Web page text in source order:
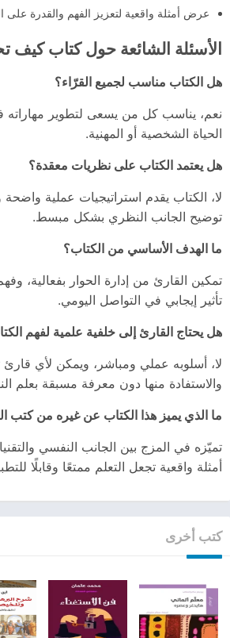
عرض أمثلة واقعية لتعزيز الفهم والقدرة على
الأسئلة الشائعة حول كتاب كيف
هل الكتاب مناسب لجميع القرّاء؟
نعم، يناسب كل من يسعى لتطوير مهاراته
الحياة الشخصية أو المهنية.
هل يعتمد الكتاب على نظريات معقدة؟
لا، الكتاب يقدم استراتيجيات عملية
توضيح الجانب النظري بشكل مبسط.
ما الهدف الأساسي من الكتاب؟
تمكين القارئ من إدارة الحوار بفعالية،
تأثير إيجابي في التواصل اليومي.
هل يحتاج القارئ إلى خلفية علمية لفهم
لا، أسلوبه عملي ومباشر، ويمكن لأي قارئ
والاستفادة منها دون معرفة مسبقة بعلم
ما الذي يميز هذا الكتاب عن غيره من كتب
تميّزه في المزج بين الجانب النفسي
أمثلة واقعية تجعل التعلم ممتعًا وقابلًا
كتب أخرى